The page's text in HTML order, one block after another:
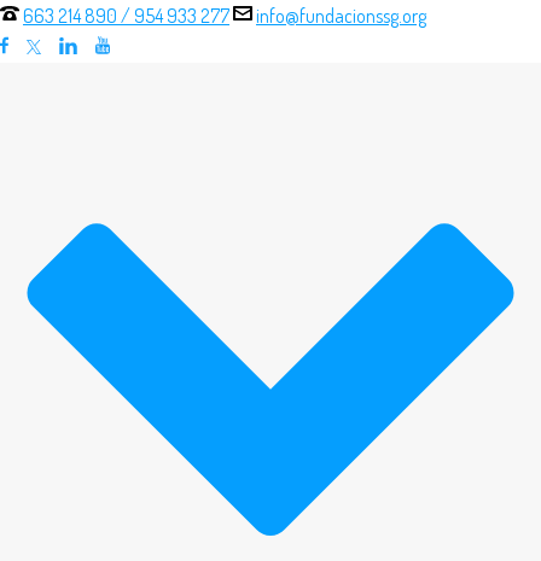
663 214 890 /954 933 277 info@fundacionssg.org